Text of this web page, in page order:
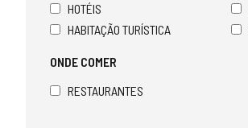
HOTÉIS
HABITAÇÃO TURÍSTICA
ONDE COMER
RESTAURANTES